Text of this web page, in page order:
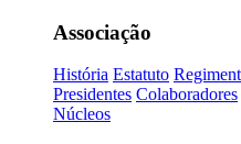
Associação
História Estatuto
Presidentes Colaboradores
Núcleos